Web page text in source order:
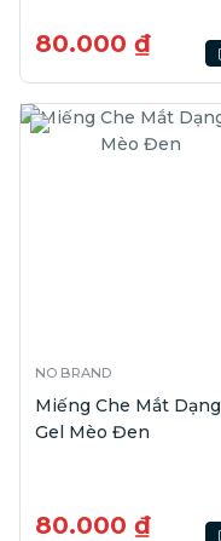
80.000 ₫
NO BRAND
Miếng Che Mắt Dạng
Gel Mèo Đen
80.000 ₫